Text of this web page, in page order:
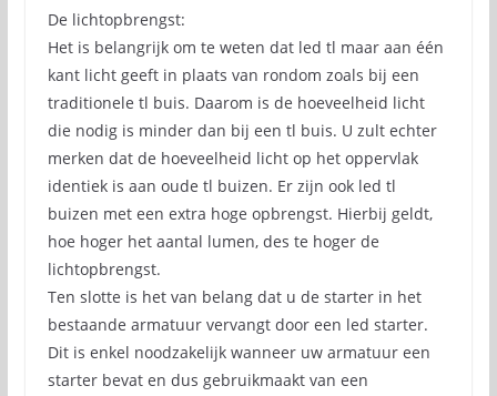
De lichtopbrengst:
Het is belangrijk om te weten dat led tl maar aan één
kant licht geeft in plaats van rondom zoals bij een
traditionele tl buis. Daarom is de hoeveelheid licht
die nodig is minder dan bij een tl buis. U zult echter
merken dat de hoeveelheid licht op het oppervlak
identiek is aan oude tl buizen. Er zijn ook led tl
buizen met een extra hoge opbrengst. Hierbij geldt,
hoe hoger het aantal lumen, des te hoger de
lichtopbrengst.
Ten slotte is het van belang dat u de starter in het
bestaande armatuur vervangt door een led starter.
Dit is enkel noodzakelijk wanneer uw armatuur een
starter bevat en dus gebruikmaakt van een